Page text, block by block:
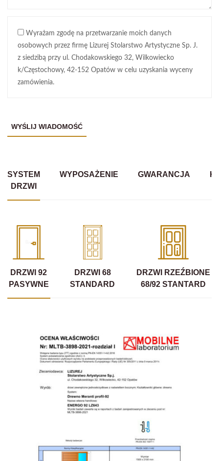
Wyrażam zgodę na przetwarzanie moich danych
osobowych przez firmę Lizurej Stolarstwo Artystyczne Sp. J.
z siedzibą przy ul. Chodakowskiego 32, Wilkowiecko
k/Częstochowy, 42-152 Opatów w celu uzyskania wyceny
zamówienia.
SYSTEM
DRZWI
WYPOSAŻENIE GWARANCJA
DRZWI 92
PASYWNE
DRZWI 68
STANDARD
DRZWI RZEŹBIONE
68/92 STANTARD